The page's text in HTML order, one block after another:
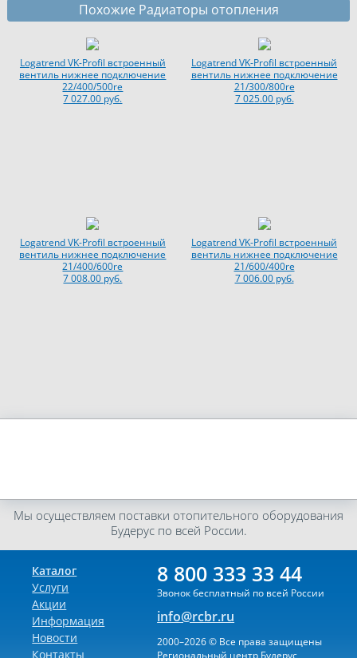
Похожие Радиаторы отопления
Logatrend VK-Profil встроенный
вентиль нижнее подключение
22/400/500re
7 027.00 руб.
Logatrend VK-Profil встроенный
вентиль нижнее подключение
21/300/800re
7 025.00 руб.
Logatrend VK-Profil встроенный
вентиль нижнее подключение
21/400/600re
7 008.00 руб.
Logatrend VK-Profil встроенный
вентиль нижнее подключение
21/600/400re
7 006.00 руб.
Мы осуществляем поставки отопительного оборудования
Будерус по всей России.
Каталог
Услуги
Акции
Информация
Новости
Контакты
8 800 333 33 44
Звонок бесплатный по всей России
info@rcbr.ru
2000–2026 © Все права защищены